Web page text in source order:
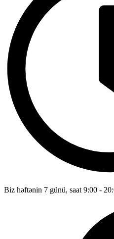
Biz həftənin 7 günü, saat 9:00 -